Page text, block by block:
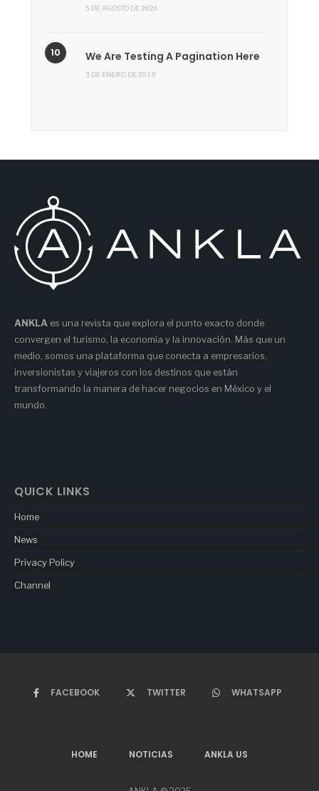
5 DE AGOSTO DE 2026
We Are Testing A Pagination Here
3 DE ENERO DE 2019
ANKLA es una revista que explora el punto exacto donde
convergen el turismo, la economía y la innovación. Más que un
medio, somos una plataforma que conecta a empresarios,
inversionistas y viajeros con los destinos que están
transformando la manera de hacer negocios en México y el
mundo.
QUICK LINKS
Home
News
Privacy Policy
Channel
FACEBOOK TWITTER WHATSAPP
HOME NOTICIAS ANKLA US